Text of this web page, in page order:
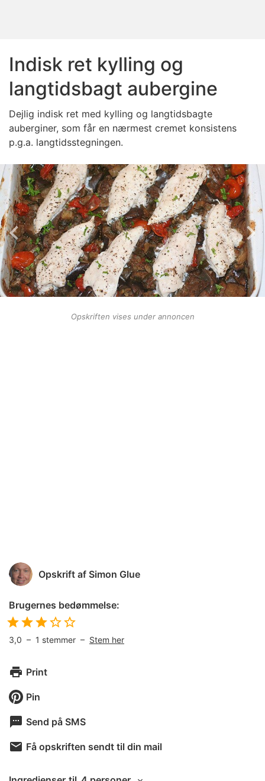
Indisk ret kylling og
langtidsbagt aubergine
Dejlig indisk ret med kylling og langtidsbagte
auberginer, som får en nærmest cremet konsistens
p.g.a. langtidsstegningen.
Opskriften vises under annoncen
Opskrift af Simon Glue
Brugernes bedømmelse:
3,0 – 1 stemmer – Stem her
Print
Pin
Send på SMS
Få opskriften sendt til din mail